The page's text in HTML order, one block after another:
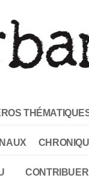
CONTRIBUER